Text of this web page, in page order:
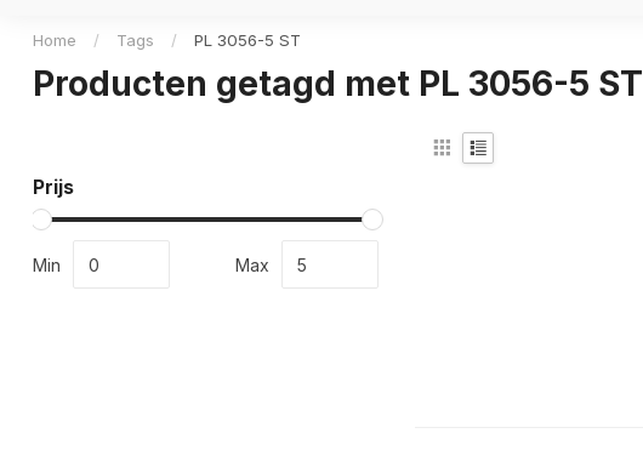
Home / Tags / PL 3056-5 ST
Producten getagd met PL 3056-5 ST
Prijs
Min Max